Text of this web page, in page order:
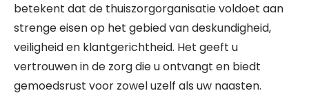
betekent dat de thuiszorgorganisatie voldoet aan
strenge eisen op het gebied van deskundigheid,
veiligheid en klantgerichtheid. Het geeft u
vertrouwen in de zorg die u ontvangt en biedt
gemoedsrust voor zowel uzelf als uw naasten.